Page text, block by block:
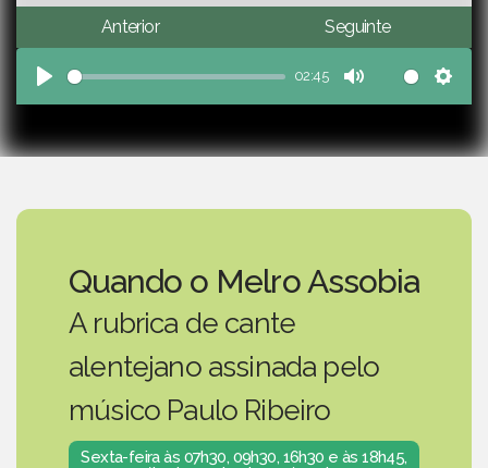
Anterior Seguinte
Play
02:45
Mute
Quando o Melro Assobia
A rubrica de cante
alentejano assinada pelo
músico Paulo Ribeiro
Sexta-feira às 07h30, 09h30, 16h30 e às 18h45,